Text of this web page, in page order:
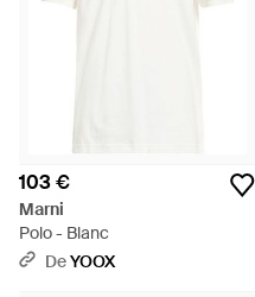
103 €
Marni
Polo - Blanc
DeYOOX